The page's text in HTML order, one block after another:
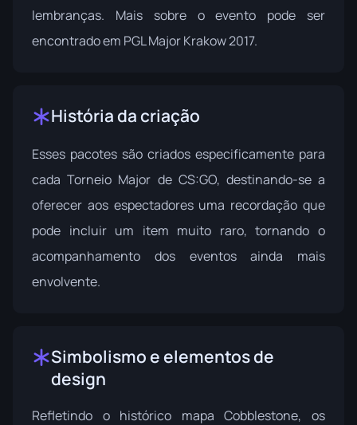
lembranças. Mais sobre o evento pode ser
encontrado em PGL Major Krakow 2017.
História da criação
Esses pacotes são criados especificamente para
cada Torneio Major de CS:GO, destinando-se a
oferecer aos espectadores uma recordação que
pode incluir um item muito raro, tornando o
acompanhamento dos eventos ainda mais
envolvente.
Simbolismo e elementos de
design
Refletindo o histórico mapa Cobblestone, os